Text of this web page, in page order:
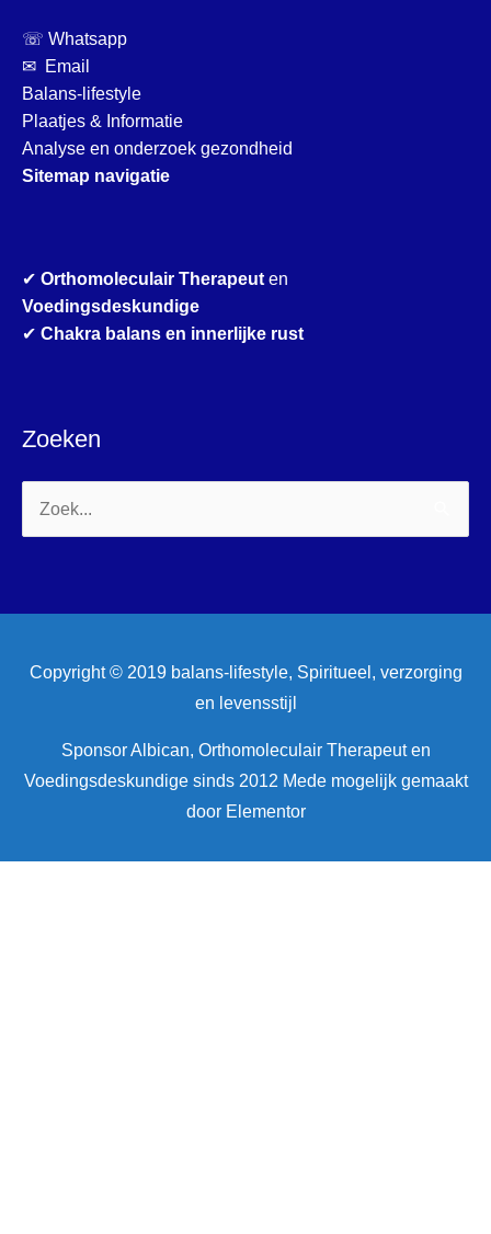
☏ Whatsapp
✉ Email
Balans-lifestyle
Plaatjes & Informatie
Analyse en onderzoek gezondheid
Sitemap navigatie
✔ Orthomoleculair Therapeut en
Voedingsdeskundige
✔ Chakra balans en innerlijke rust
Zoeken
Zoek
naar:
Copyright © 2019 balans-lifestyle, Spiritueel, verzorging
en levensstijl
Sponsor Albican, Orthomoleculair Therapeut en
Voedingsdeskundige sinds 2012 Mede mogelijk gemaakt
door Elementor